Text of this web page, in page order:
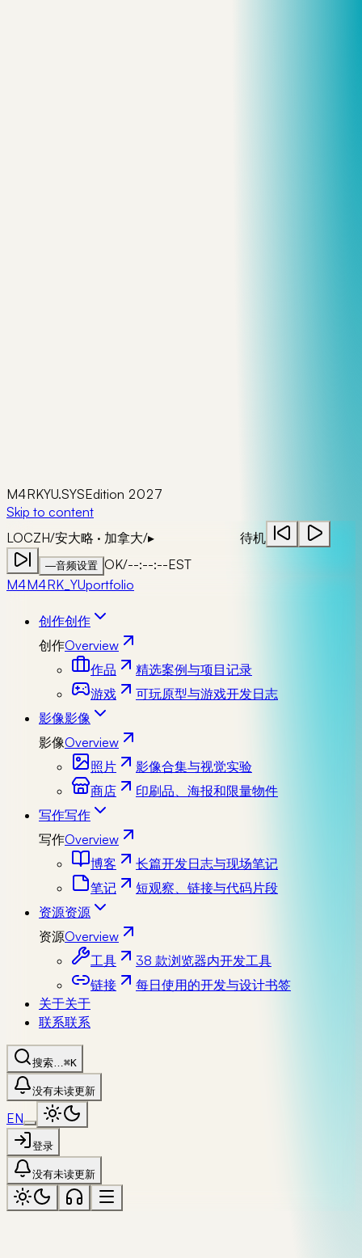
M4RKYU.SYSEdition 2027
Skip to content
LOCZH/安大略 · 加拿大/▸ 待机
—音频设置 OK/--:--:--EST
M4M4RK_YUportfolio
创作创作
创作Overview
作品
精选案例与项目记录
游戏
可玩原型与游戏开发日志
影像影像
影像Overview
照片
影像合集与视觉实验
商店
印刷品、海报和限量物件
写作写作
写作Overview
博客
长篇开发日志与现场笔记
笔记
短观察、链接与代码片段
资源资源
资源Overview
工具
38 款浏览器内开发工具
链接
每日使用的开发与设计书签
关于关于
联系联系
搜索…⌘K
没有未读更新
EN
登录
没有未读更新